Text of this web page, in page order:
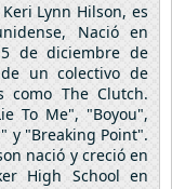
Lynn Hilson, es
Nació en
de diciembre de
un colectivo de
como The Clutch.
To Me", "Boyou",
y "Breaking Point".
nació y creció en
High School en